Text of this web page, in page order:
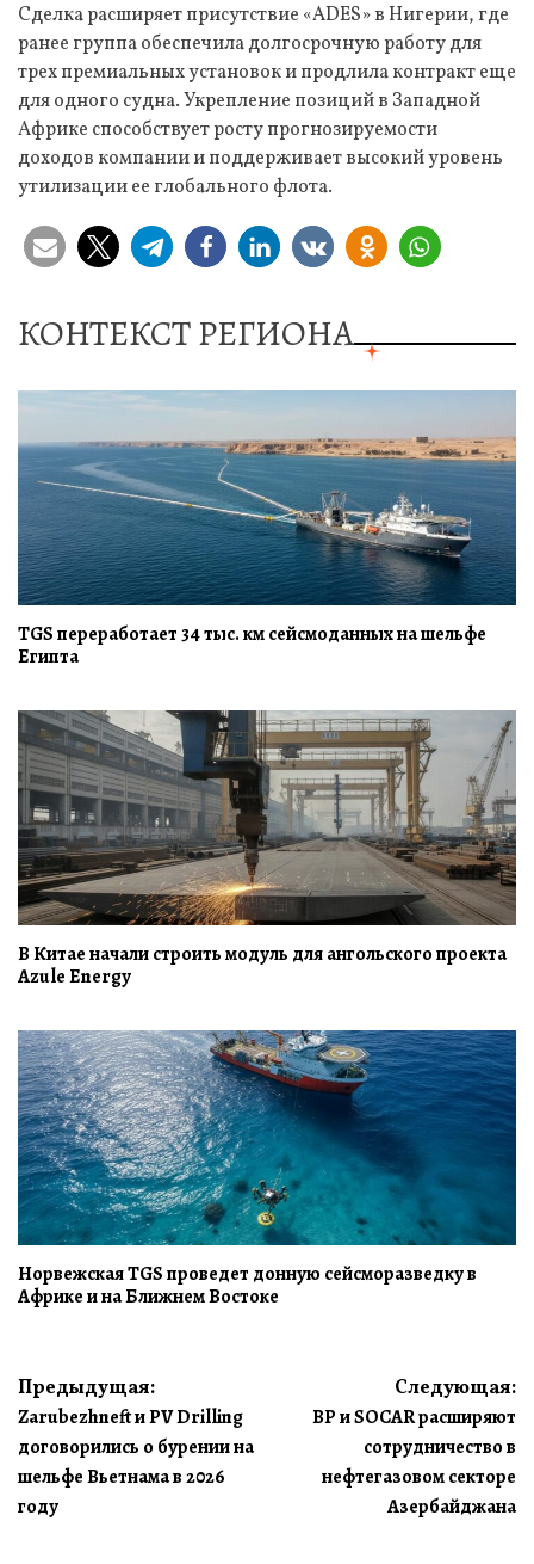
Сделка расширяет присутствие «ADES» в Нигерии, где
ранее группа обеспечила долгосрочную работу для
трех премиальных установок и продлила контракт еще
для одного судна. Укрепление позиций в Западной
Африке способствует росту прогнозируемости
доходов компании и поддерживает высокий уровень
утилизации ее глобального флота.
КОНТЕКСТ РЕГИОНА
TGS переработает 34 тыс. км сейсмоданных на шельфе
Египта
В Китае начали строить модуль для ангольского проекта
Azule Energy
Норвежская TGS проведет донную сейсморазведку в
Африке и на Ближнем Востоке
Навигация
по
записям
Предыдущая:
Zarubezhneft и PV Drilling
договорились о бурении на
шельфе Вьетнама в 2026
году
Следующая:
BP и SOCAR расширяют
сотрудничество в
нефтегазовом секторе
Азербайджана